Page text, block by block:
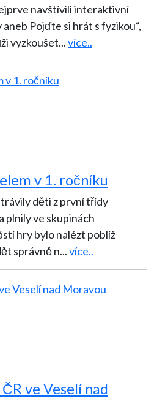
Pojďte si hrát s fyzikou“,
vyzkoušet...více..
v 1. ročníku
děti z první třídy
plnily ve skupinách
správně n...více..
ve Veselí nad